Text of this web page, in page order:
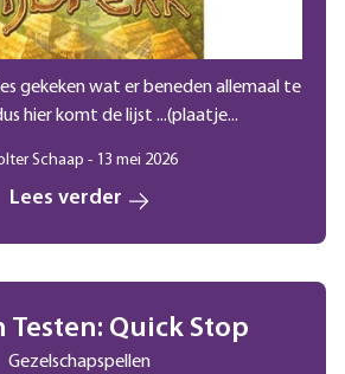
gekeken wat er beneden allemaal te
hier komt de lijst ...(plaatje...
Schaap - 13 mei 2026
Lees verder
Testen: Quick Stop
Gezelschapspellen